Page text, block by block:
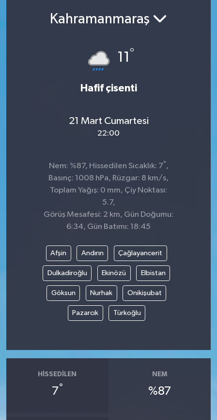
Kahramanmaraş
11°
Hafif çisenti
21 Mart Cumartesi
22:00
Nem: %87, Hissedilen Sıcaklık: 7° ,
Basınç: 1008 hPa, Rüzgar: 8 km/s,
Toplam Yağış: 0 mm, Çiy Noktası:
5.7,
Görüş Mesafesi: 2 km, Gün Doğumu:
6:34, Gün Batımı: 18:45
Afşin Andırın Çağlayancerit
Dulkadiroğlu Ekinözü Elbistan
Göksun Nurhak Onikişubat
Pazarcık Türkoğlu
HISSEDILEN
7°
NEM
%87
Manşet Haberi